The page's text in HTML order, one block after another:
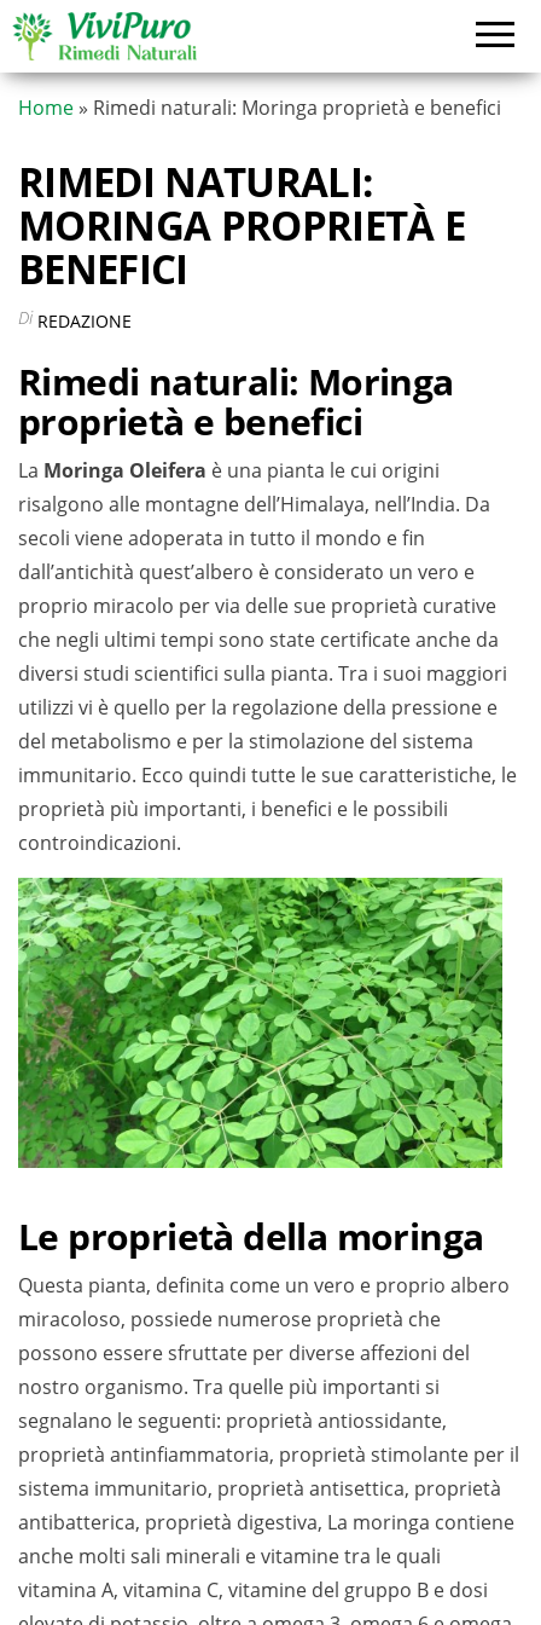
Vai
contenuto
Home » Rimedi naturali: Moringa proprietà e benefici
RIMEDI NATURALI:
MORINGA PROPRIETÀ E
BENEFICI
Di REDAZIONE
Rimedi naturali: Moringa
proprietà e benefici
La Moringa Oleifera è una pianta le cui origini
risalgono alle montagne dell’Himalaya, nell’India. Da
secoli viene adoperata in tutto il mondo e fin
dall’antichità quest’albero è considerato un vero e
proprio miracolo per via delle sue proprietà curative
che negli ultimi tempi sono state certificate anche da
diversi studi scientifici sulla pianta. Tra i suoi maggiori
utilizzi vi è quello per la regolazione della pressione e
del metabolismo e per la stimolazione del sistema
immunitario. Ecco quindi tutte le sue caratteristiche, le
proprietà più importanti, i benefici e le possibili
controindicazioni.
Le proprietà della moringa
Questa pianta, definita come un vero e proprio albero
miracoloso, possiede numerose proprietà che
possono essere sfruttate per diverse affezioni del
nostro organismo. Tra quelle più importanti si
segnalano le seguenti: proprietà antiossidante,
proprietà antinfiammatoria, proprietà stimolante per il
sistema immunitario, proprietà antisettica, proprietà
antibatterica, proprietà digestiva, La moringa contiene
anche molti sali minerali e vitamine tra le quali
vitamina A, vitamina C, vitamine del gruppo B e dosi